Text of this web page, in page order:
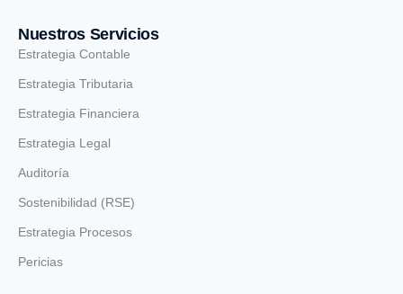
Nuestros Servicios
Estrategia Contable
Estrategia Tributaria
Estrategia Financiera
Estrategia Legal
Auditoría
Sostenibilidad (RSE)
Estrategia Procesos
Pericias